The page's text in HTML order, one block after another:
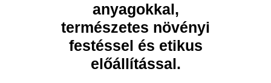
anyagokkal,
természetes növényi
festéssel és etikus
előállítással.